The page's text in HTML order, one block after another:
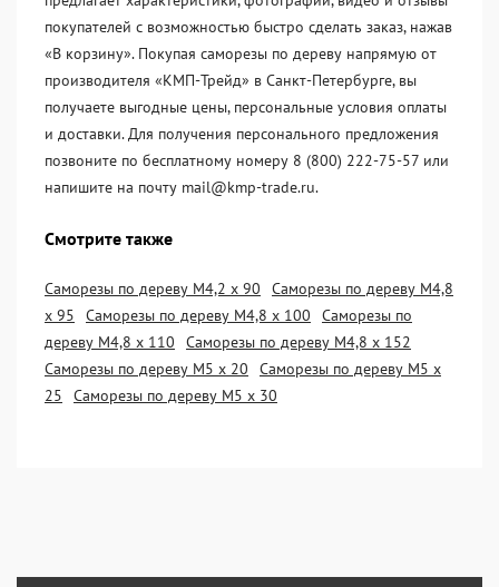
покупателей с возможностью быстро сделать заказ, нажав
«В корзину». Покупая саморезы по дереву напрямую от
производителя «KМП-Трейд» в Санкт-Петербурге, вы
получаете выгодные цены, персональные условия оплаты
и доставки. Для получения персонального предложения
позвоните по бесплатному номеру 8 (800) 222-75-57 или
напишите на почту mail@kmp-trade.ru.
Смотрите также
Саморезы по дереву М4,2 х 90
Саморезы по дереву М4,8
х 95
Саморезы по дереву М4,8 х 100
Саморезы по
дереву М4,8 х 110
Саморезы по дереву М4,8 х 152
Саморезы по дереву М5 х 20
Саморезы по дереву М5 х
25
Саморезы по дереву М5 х 30